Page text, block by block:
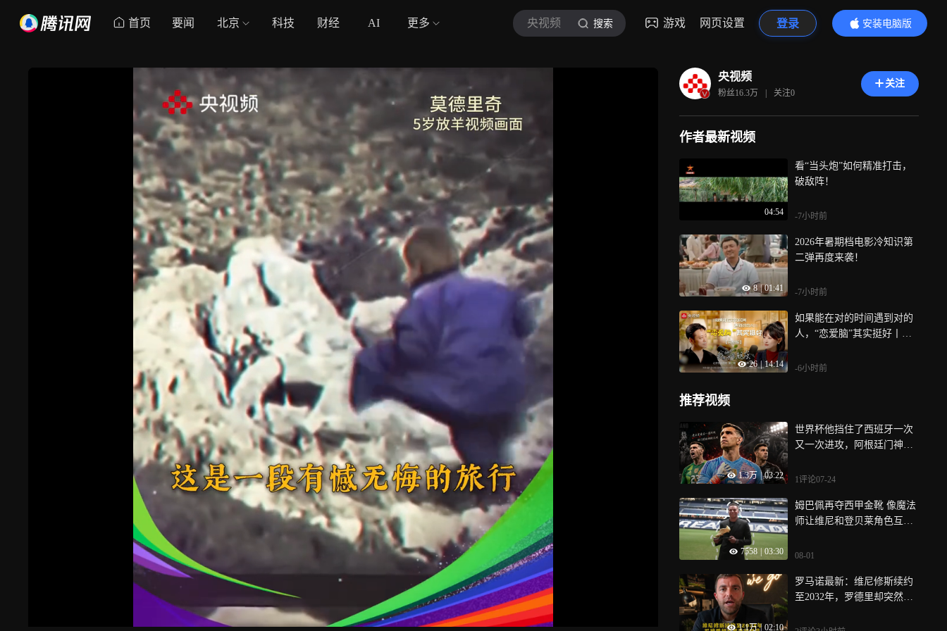
首页 要闻 北京 科技 财经 AI 更多 央视频 搜索 游戏 网页设置 登录
安装电脑版
内容更精彩
央视频
粉丝16.3万 | 关注0
关注
作者最新视频
04:54
看“当头炮”如何精准打击，
破敌阵！
-7小时前
8 | 01:41
2026年暑期档电影冷知识第
二弹再度来袭！
-7小时前
26 | 14:14
如果能在对的时间遇到对的
人，“恋爱脑”其实挺好丨我
-6小时前
推荐视频
1.3万 | 03:22
世界杯他挡住了西班牙一次
又一次进攻，阿根廷门神一
1评论07-24
7558 03:30
姆巴佩再夺西甲金靴 像魔法
师让维尼和登贝莱角色互换|
08-01
1.1万 | 02:10
罗马诺最新：维尼修斯续约
至2032年，罗德里却突然选